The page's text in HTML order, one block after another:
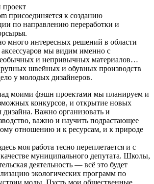
присоединяется к созданию
по направлению переработки и
много интересных решений в области
мы видим именно с
и непривычных материалов…
швейных и обувных производств
у молодых дизайнеров.
моими фэшн проектами мы планируем и
конкурсов, и открытие новых
Важно организовать и
важно и научить подрастающее
отношению и к ресурсам, и к природе
моя работа тесно переплетается и с
муниципального депутата. Школы,
деятельность — всё это будет
экологических программ по
моды. Пусть мои общественные